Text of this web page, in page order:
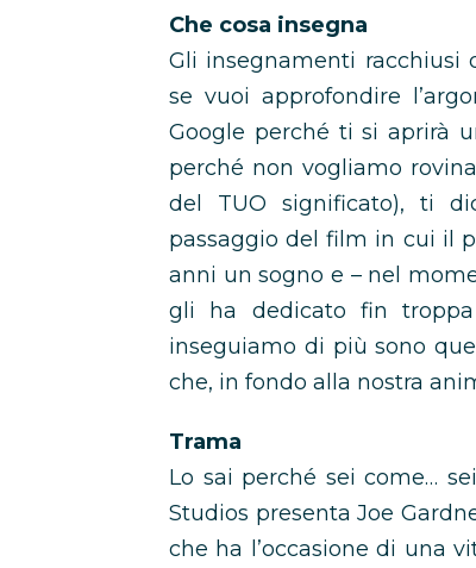
Che cosa insegna
Gli insegnamenti racchiusi
se vuoi approfondire
Google perché ti si aprirà
perché non vogliamo
del TUO significato), ti
passaggio del film in cui il
anni un sogno e – nel
gli ha dedicato fin
inseguiamo di più sono
che, in fondo alla nostra
Trama
Lo sai perché sei come…
Studios presenta Joe
che ha l’occasione di una